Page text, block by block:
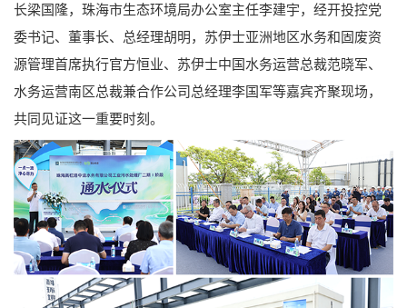
长梁国隆，珠海市生态环境局办公室主任李建宇，经开投控党
委书记、董事长、总经理胡明，苏伊士亚洲地区水务和固废资
源管理首席执行官方恒业、苏伊士中国水务运营总裁范晓军、
水务运营南区总裁兼合作公司总经理李国军等嘉宾齐聚现场，
共同见证这一重要时刻。